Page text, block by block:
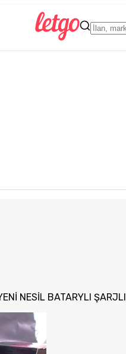
NESİL BATARYLI ŞARJLI